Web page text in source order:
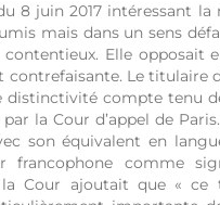
8 juin 2017 intéressant la
mais dans un sens
contentieux. Elle opposait
contrefaisante. Le titulaire
distinctivité compte tenu
la Cour d’appel de
son équivalent en
francophone comme
Cour ajoutait que « ce